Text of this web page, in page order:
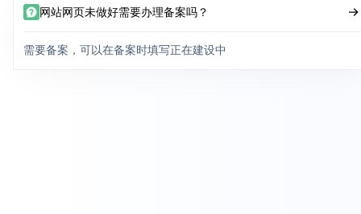
网站网页未做好需要办理备案吗？
需要备案，可以在备案时填写正在建设中